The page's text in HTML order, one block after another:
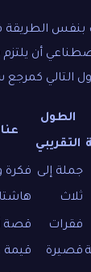
بنفس
أن
التالي كمرجع
الطول
التقريبي
جملة إلى
ثلاث
فكرة
فقرات
قصيرة
قصة
قيمة